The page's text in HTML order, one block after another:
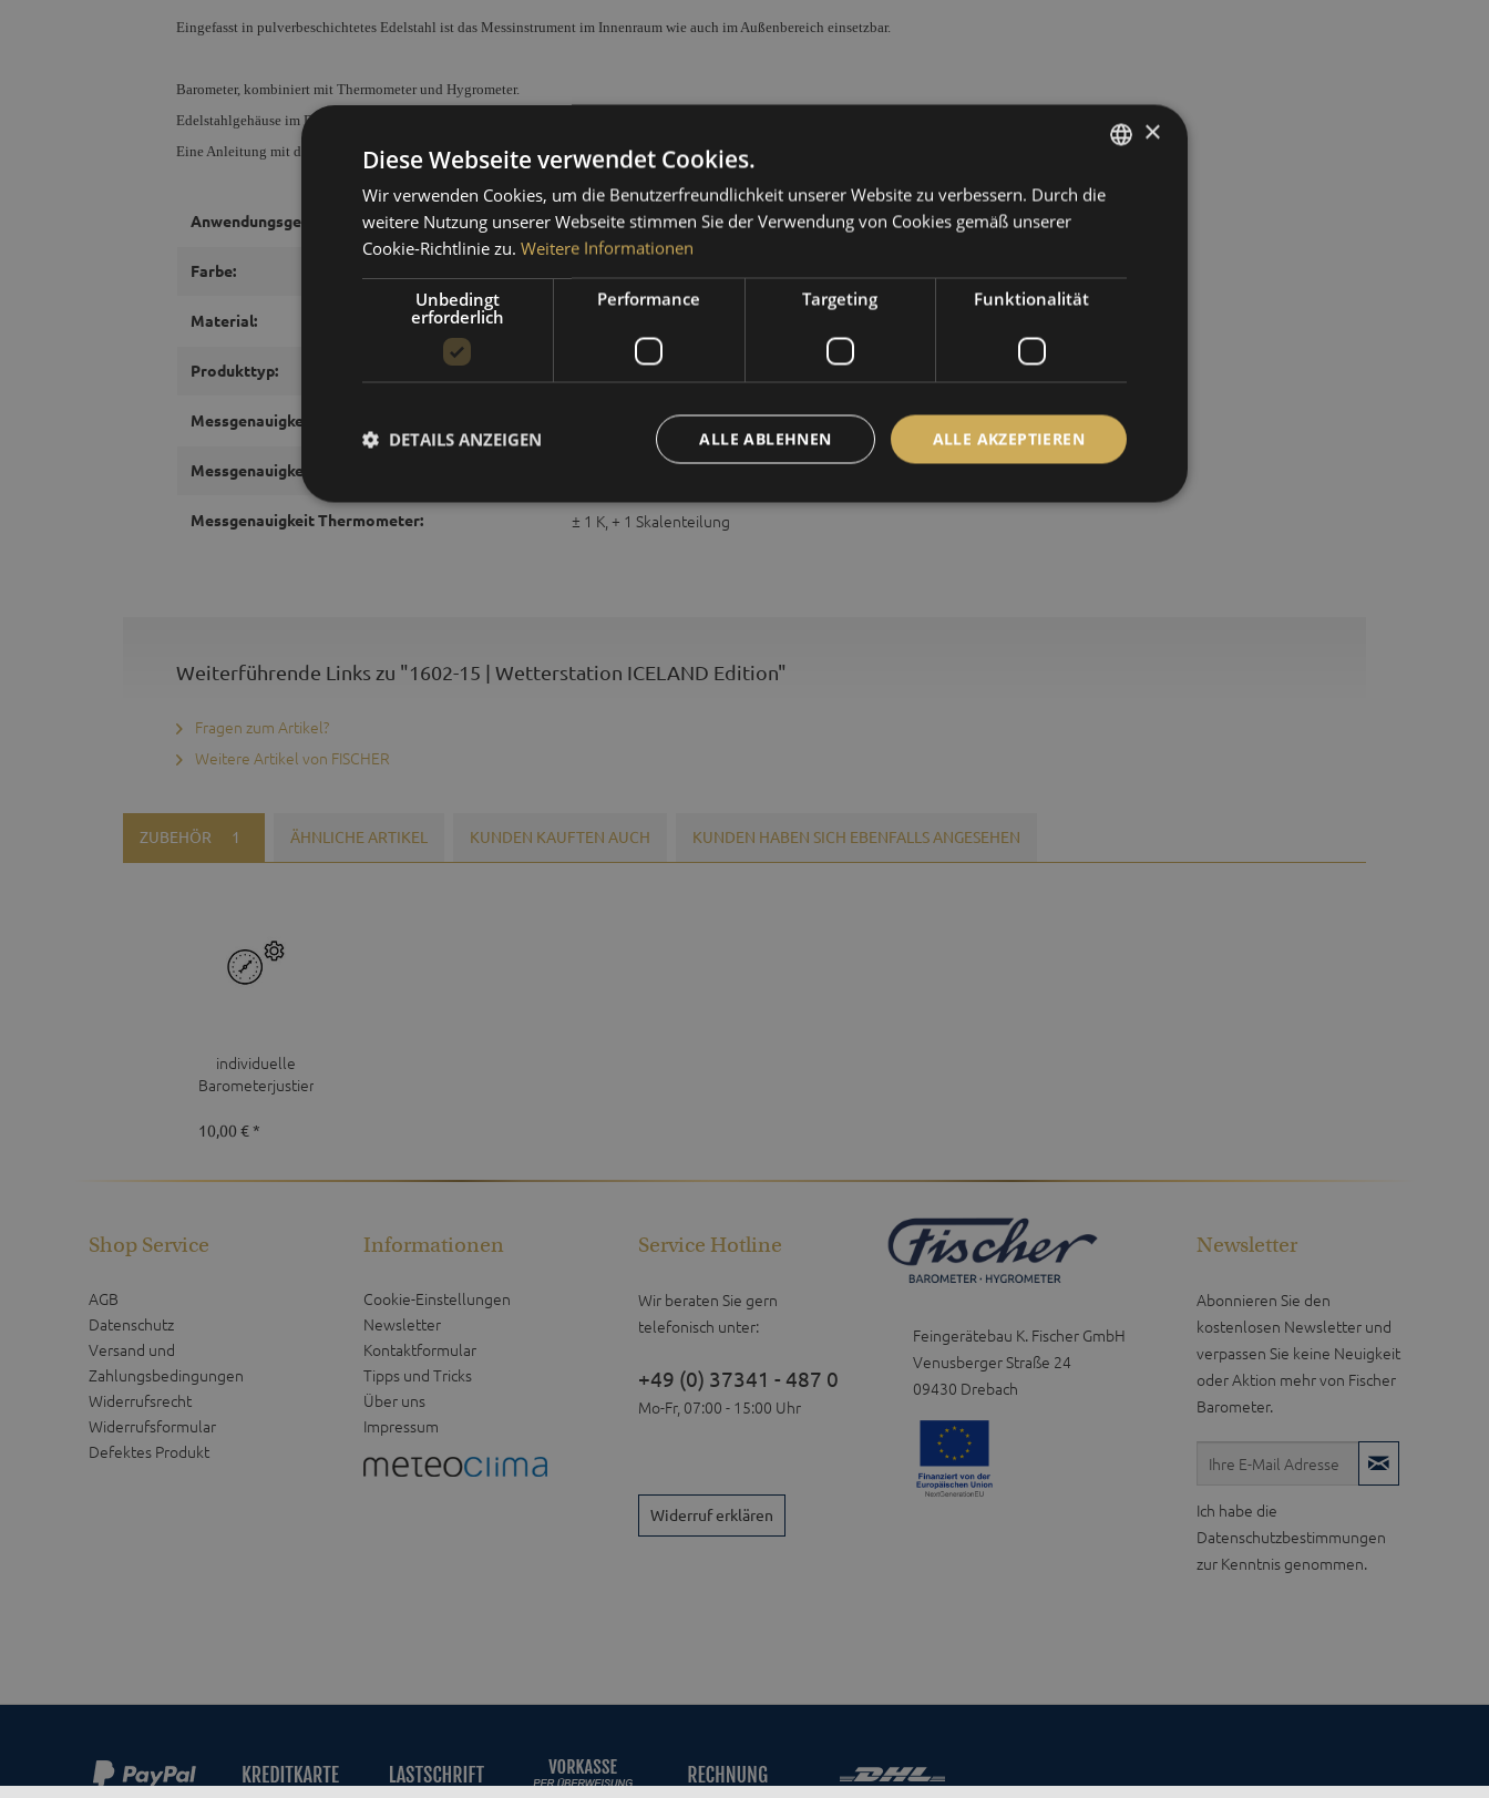
Eingefasst in pulverbeschichtetes Edelstahl ist das Messinstrument im Innenraum wie auch im Außenbereich einsetzbar.
Barometer, kombiniert mit Thermometer und Hygrometer.
Edelstahlgehäuse im Durchmesser 160 mm. Mineralglasabdeckung.
Eine Anleitung mit den wichtigsten Wetterregeln liegt bei.
Anwendungsgebiet: außen, innen
Farbe: 15 - Stahlblau
Material:
Produkttyp: Barometer, Hygrometer, Thermometer
Messgenauigkeit Barometer:
Messgenauigkeit Hygrometer: ± 5 % r.F. (20...100%), + 1 Skalenteilung
Messgenauigkeit Thermometer: ± 1 K, + 1 Skalenteilung
Weiterführende Links zu "1602-15 | Wetterstation ICELAND Edition"
Fragen zum Artikel?
Weitere Artikel von FISCHER
ZUBEHÖR 1 ÄHNLICHE ARTIKEL KUNDEN KAUFTEN AUCH KUNDEN HABEN SICH EBENFALLS ANGESEHEN
individuelle
Barometerjustierung
10,00 € *
Feingerätebau K. Fischer GmbH
Venusberger Straße 24
09430 Drebach
Shop Service
AGB
Datenschutz
Versand und
Zahlungsbedingungen
Widerrufsrecht
Widerrufsformular
Defektes Produkt
Informationen
Cookie-Einstellungen
Newsletter
Kontaktformular
Tipps und Tricks
Über uns
Impressum
Service Hotline
Wir beraten Sie gern
telefonisch unter:
+49 (0) 37341 - 487 0
Mo-Fr, 07:00 - 15:00 Uhr
Widerruf erklären
Newsletter
Abonnieren Sie den
kostenlosen Newsletter und
verpassen Sie keine Neuigkeit
oder Aktion mehr von Fischer
Barometer.
Ich habe die
Datenschutzbestimmungen
zur Kenntnis genommen.
GERMAN
×
Diese Webseite verwendet Cookies.
Wir verwenden Cookies, um die Benutzerfreundlichkeit unserer Website zu verbessern. Durch die
weitere Nutzung unserer Webseite stimmen Sie der Verwendung von Cookies gemäß unserer
Cookie-Richtlinie zu. Weitere Informationen
Unbedingt
erforderlich
Performance Targeting Funktionalität
ALLE AKZEPTIEREN
ALLE ABLEHNEN
DETAILS ANZEIGEN